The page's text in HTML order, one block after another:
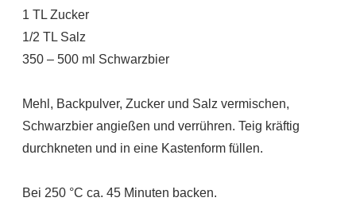
1 TL Zucker
1/2 TL Salz
350 – 500 ml Schwarzbier
Mehl, Backpulver, Zucker und Salz vermischen,
Schwarzbier angießen und verrühren. Teig kräftig
durchkneten und in eine Kastenform füllen.
Bei 250 °C ca. 45 Minuten backen.